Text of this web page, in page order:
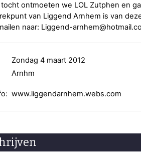
tocht ontmoeten we LOL Zutphen en
van Liggend Arnhem is van
naar: Liggend-
Zondag 4 maart 2012
Arnhm
www.liggendarnhem.webs.com